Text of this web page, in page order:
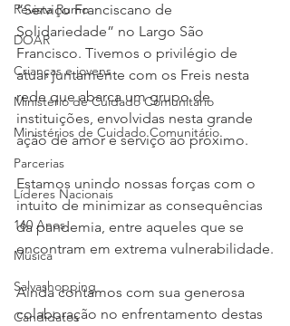
Revista Rumo
DOAR
Crianças e jovens
Ministério de Cuidado Comunitário
Ministérios de Cuidado Comunitário
Parcerias
Líderes Nacionais
160 Anos
Música
Salvashopping
Candidatos
“Serviço Franciscano de
Solidariedade” no Largo São
Francisco. Tivemos o privilégio de
atuar juntamente com os Freis nesta
rede que abarca um grupo de
instituições, envolvidas nesta grande
ação de amor e serviço ao próximo.
Estamos unindo nossas forças com o
intuito de minimizar as consequências
da pandemia, entre aqueles que se
encontram em extrema vulnerabilidade.
Ainda contamos com sua generosa
colaboração no enfrentamento destas